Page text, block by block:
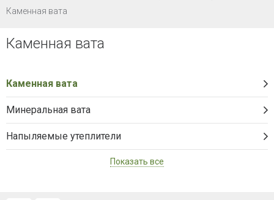
Каменная вата
Каменная вата
Каменная вата
Минеральная вата
Напыляемые утеплители
Показать все